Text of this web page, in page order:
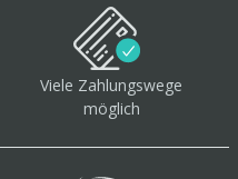
Viele Zahlungswege
möglich